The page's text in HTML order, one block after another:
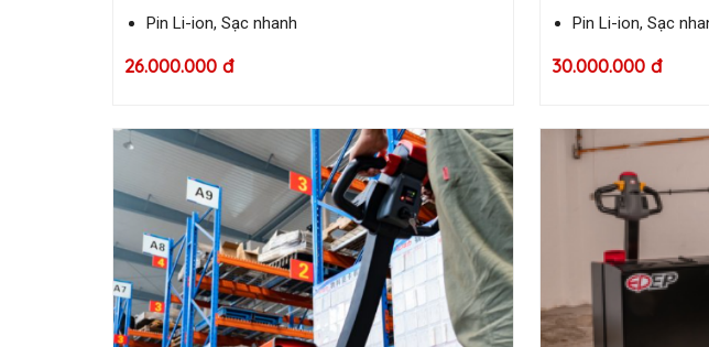
Pin Li-ion, Sạc nhanh
26.000.000 đ
Pin Li-ion, Sạc
30.000.000 đ